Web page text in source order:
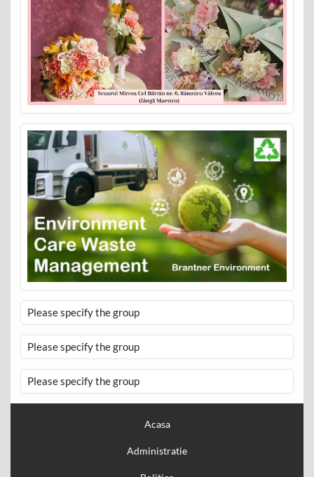
Please specify the group
Please specify the group
Please specify the group
Acasa
Administratie